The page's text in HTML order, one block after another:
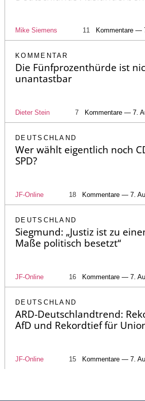
Mike Siemens 11 Kommentare —
KOMMENTAR
Die Fünfprozenthürde ist
unantastbar
Dieter Stein 7 Kommentare — 7.
DEUTSCHLAND
Wer wählt eigentlich noch
SPD?
JF-Online 18 Kommentare — 7.
DEUTSCHLAND
Siegmund: „Justiz ist zu
Maße politisch besetzt“
JF-Online 16 Kommentare — 7.
DEUTSCHLAND
ARD-Deutschlandtrend:
AfD und Rekordtief für
JF-Online 15 Kommentare — 7.